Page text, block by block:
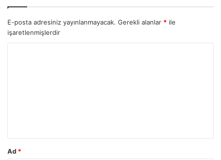
E-posta adresiniz yayınlanmayacak. Gerekli alanlar * ile
işaretlenmişlerdir
Ad *